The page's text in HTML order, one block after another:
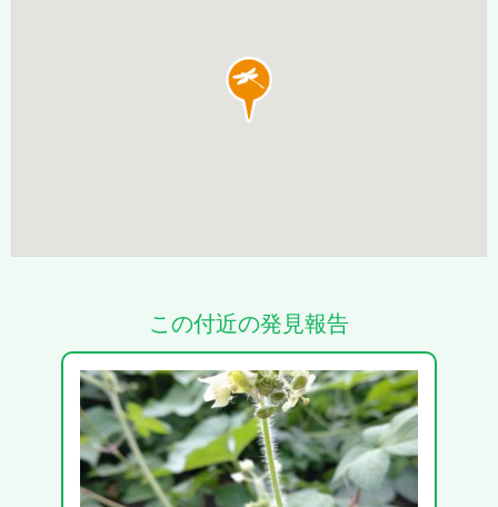
この付近の発見報告